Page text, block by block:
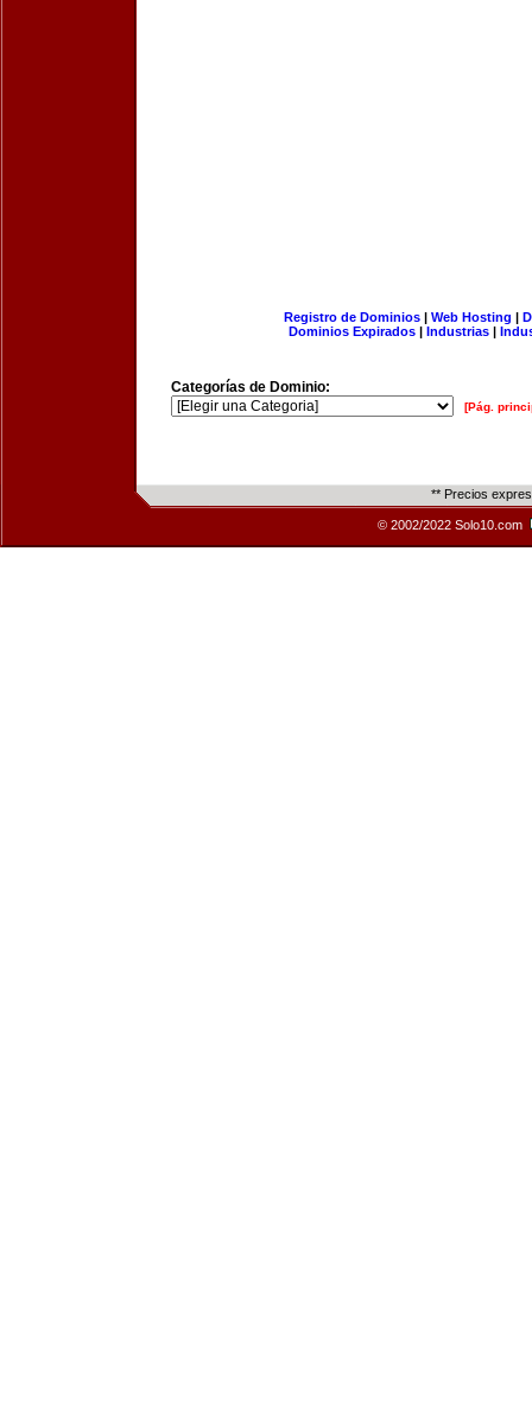
Registro de Dominios| Web Hosting |
Dominios Expirados | Industrias |
Categorías de Dominio:
[Pág.
** Precios
© 2002/2022 Solo10.com